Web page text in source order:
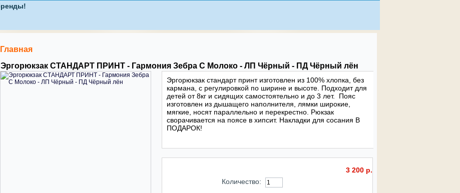
Главная
Эргорюкзак СТАНДАРТ ПРИНТ - Гармония Зебра С Молоко - ЛП Чёрный - ПД Чёрный лён
Эргорюкзак стандарт принт изготовлен из 100% хлопка, без
кармана, с регулировкой по ширине и высоте. Подходит для
детей от 8кг и сидящих самостоятельно и до 3 лет. Пояс
изготовлен из дышащего наполнителя, лямки широкие,
мягкие, носят параллельно и перекрестно. Рюкзак
сворачивается на поясе в хипсит. Накладки для сосания В
ПОДАРОК!
3 200 р.
Количество: